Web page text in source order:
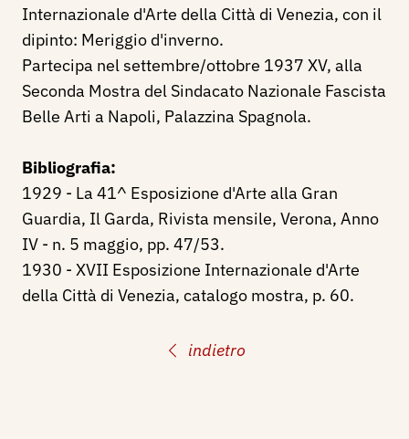
indietro
Internazionale d'Arte della Città di Venezia, con il
dipinto: Meriggio d'inverno.
Partecipa nel settembre/ottobre 1937 XV, alla
Seconda Mostra del Sindacato Nazionale Fascista
Belle Arti a Napoli, Palazzina Spagnola.
Bibliografia:
1929 - La 41^ Esposizione d'Arte alla Gran
Guardia, Il Garda, Rivista mensile, Verona, Anno
IV - n. 5 maggio, pp. 47/53.
1930 - XVII Esposizione Internazionale d'Arte
della Città di Venezia, catalogo mostra, p. 60.